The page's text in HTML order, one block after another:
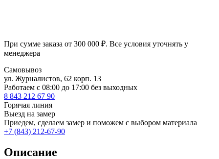
При сумме заказа от 300 000 ₽. Все условия уточнять у
менеджера
Самовывоз
ул. Журналистов, 62 корп. 13
Работаем c 08:00 до 17:00 без выходных
8 843 212 67 90
Горячая линия
Выезд на замер
Приедем, сделаем замер и поможем с выбором материала
+7 (843) 212-67-90
Описание